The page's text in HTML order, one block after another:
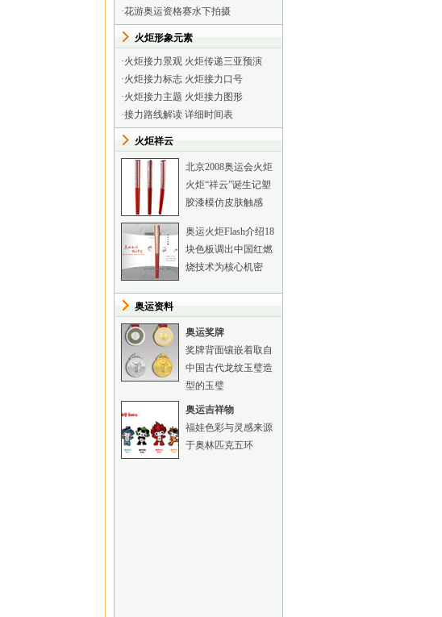
·花游奥运资格赛水下拍摄
火炬形象元素
·火炬接力景观 火炬传递三亚预演
·火炬接力标志 火炬接力口号
·火炬接力主题 火炬接力图形
·接力路线解读 详细时间表
火炬祥云
北京2008奥运会火炬
火炬“祥云”诞生记塑
胶漆模仿皮肤触感
奥运火炬Flash介绍18
块色板调出中国红燃
烧技术为核心机密
奥运资料
奥运奖牌
奖牌背面镶嵌着取自
中国古代龙纹玉璧造
型的玉璧
奥运吉祥物
福娃色彩与灵感来源
于奥林匹克五环